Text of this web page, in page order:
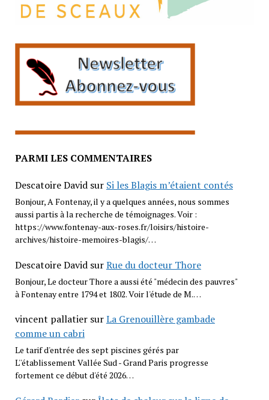
PARMI LES COMMENTAIRES
Descatoire Davidsur Si les Blagis m’étaient contés
Bonjour, A Fontenay, il y a quelques années, nous sommes
aussi partis à la recherche de témoignages. Voir :
https://www.fontenay-aux-roses.fr/loisirs/histoire-
archives/histoire-memoires-blagis/…
Descatoire DavidsurRue du docteur Thore
Bonjour, Le docteur Thore a aussi été "médecin des pauvres"
à Fontenay entre 1794 et 1802. Voir l'étude de M.…
vincent pallatiersurLa Grenouillère gambade
comme un cabri
Le tarif d'entrée des sept piscines gérés par
L''établissement Vallée Sud - Grand Paris progresse
fortement ce début d'été 2026…